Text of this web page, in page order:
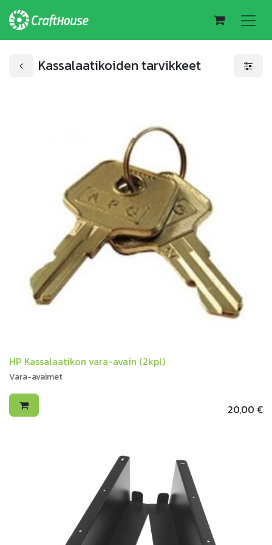
Kassalaatikoiden tarvikkeet
HP Kassalaatikon vara-avain (2kpl)
Vara-avaimet
20,00 €